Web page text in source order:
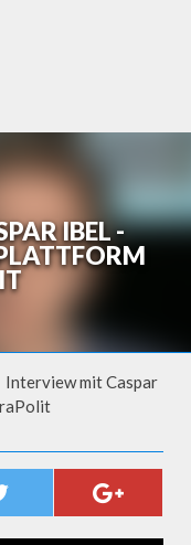
IBEL -
Interview mit Caspar
IBEL -